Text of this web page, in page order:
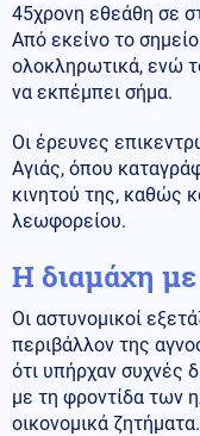
45χρονη εθεάθη σε
Από εκείνο το
ολοκληρωτικά, ενώ
να εκπέμπει σήμα.
Οι έρευνες
Αγιάς, όπου
κινητού της, καθώς
λεωφορείου.
Η διαμάχη
Οι αστυνομικοί
περιβάλλον της
ότι υπήρχαν συχνές
με τη φροντίδα των
οικονομικά ζητήματα.